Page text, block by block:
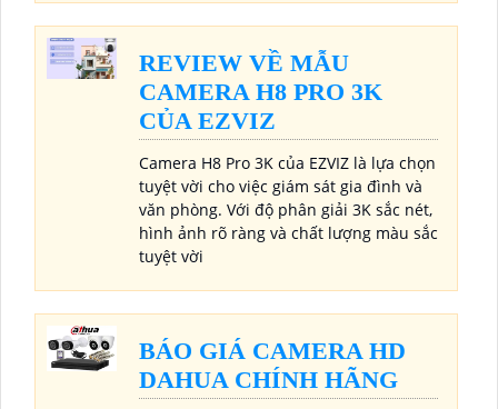
REVIEW VỀ MẪU
CAMERA H8 PRO 3K
CỦA EZVIZ
Camera H8 Pro 3K của EZVIZ là lựa chọn
tuyệt vời cho việc giám sát gia đình và
văn phòng. Với độ phân giải 3K sắc nét,
hình ảnh rõ ràng và chất lượng màu sắc
tuyệt vời
BÁO GIÁ CAMERA HD
DAHUA CHÍNH HÃNG